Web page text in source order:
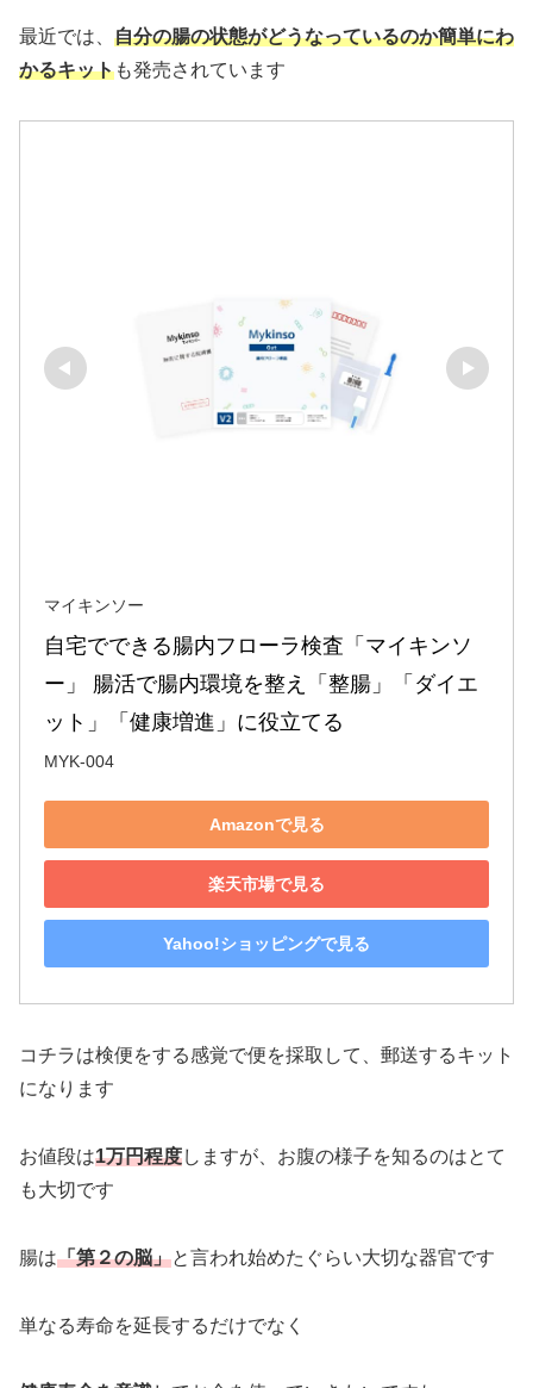
最近では、 自分の腸の状態がどうなっているのか簡単にわ
かるキットも発売されています
マイキンソー
自宅でできる腸内フローラ検査「マイキンソ
ー」 腸活で腸内環境を整え「整腸」「ダイエ
ット」「健康増進」に役立てる
MYK-004
Amazonで見る
楽天市場で見る
Yahoo!ショッピングで見る
コチラは検便をする感覚で便を採取して、郵送するキット
になります
お値段は1万円程度しますが、お腹の様子を知るのはとて
も大切です
腸は「第２の脳」と言われ始めたぐらい大切な器官です
単なる寿命を延長するだけでなく